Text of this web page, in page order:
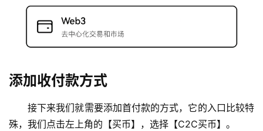
添加收付款方式
接下来我们就需要添加首付款的方式，它的入口比较特
殊，我们点击左上角的【买币】，选择【C2C买币】。